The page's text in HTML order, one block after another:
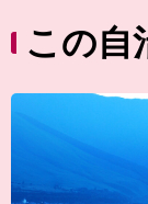
この自